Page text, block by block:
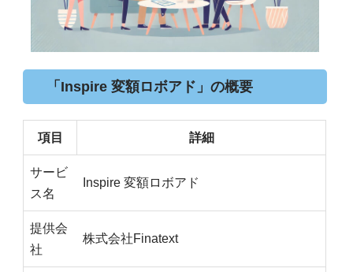
「Inspire 変額ロボアド」の概要
項目 詳細
サービ
ス名
Inspire 変額ロボアド
提供会
社
株式会社Finatext